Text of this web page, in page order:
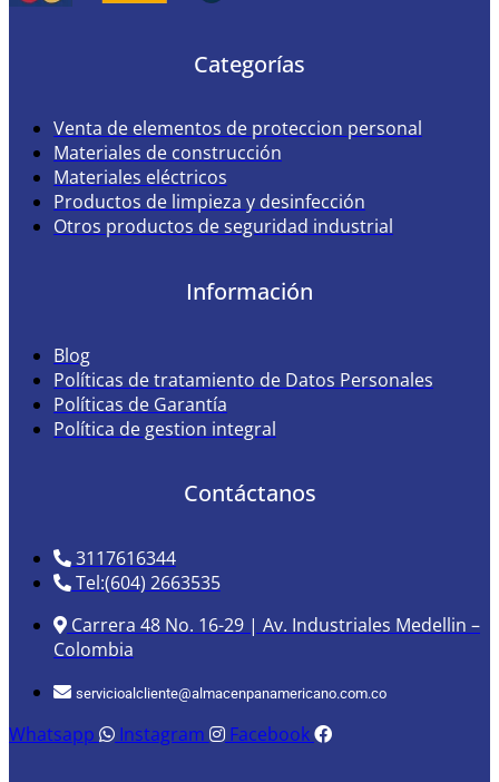
Categorías
Venta de elementos de proteccion personal
Materiales de construcción
Materiales eléctricos
Productos de limpieza y desinfección
Otros productos de seguridad industrial
Información
Blog
Políticas de tratamiento de Datos Personales
Políticas de Garantía
Política de gestion integral
Contáctanos
3117616344
Tel:(604) 2663535
Carrera 48 No. 16-29 | Av. Industriales Medellin –
Colombia
servicioalcliente@almacenpanamericano.com.co
Whatsapp Instagram Facebook